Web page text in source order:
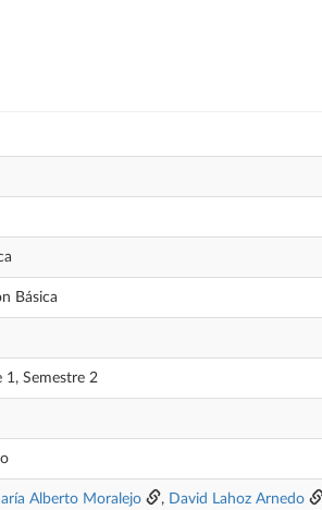
Básica
1, Semestre 2
Alberto Moralejo , David Lahoz Arnedo